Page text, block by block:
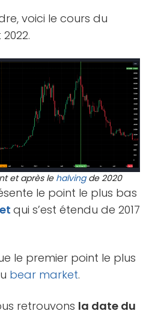
voici le cours du
et après le halvingde 2020
le point le plus bas
qui s’est étendu de 2017
le premier point le plus
bear market.
retrouvons la date du